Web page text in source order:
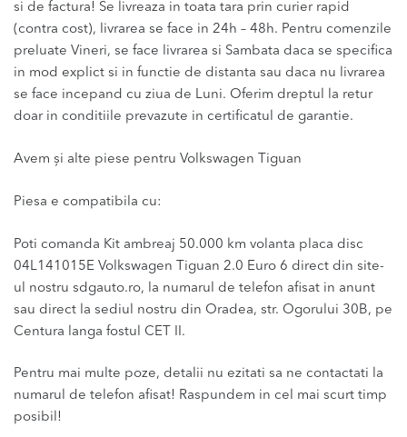
si de factura! Se livreaza in toata tara prin curier rapid
(contra cost), livrarea se face in 24h – 48h. Pentru comenzile
preluate Vineri, se face livrarea si Sambata daca se specifica
in mod explict si in functie de distanta sau daca nu livrarea
se face incepand cu ziua de Luni. Oferim dreptul la retur
doar in conditiile prevazute in certificatul de garantie.
Avem și alte piese pentru Volkswagen Tiguan
Piesa e compatibila cu:
Poti comanda Kit ambreaj 50.000 km volanta placa disc
04L141015E Volkswagen Tiguan 2.0 Euro 6 direct din site-
ul nostru sdgauto.ro, la numarul de telefon afisat in anunt
sau direct la sediul nostru din Oradea, str. Ogorului 30B, pe
Centura langa fostul CET II.
Pentru mai multe poze, detalii nu ezitati sa ne contactati la
numarul de telefon afisat! Raspundem in cel mai scurt timp
posibil!